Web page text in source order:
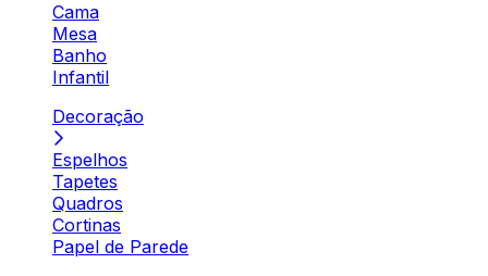
Cama
Mesa
Banho
Infantil
Decoração
Espelhos
Tapetes
Quadros
Cortinas
Papel de Parede